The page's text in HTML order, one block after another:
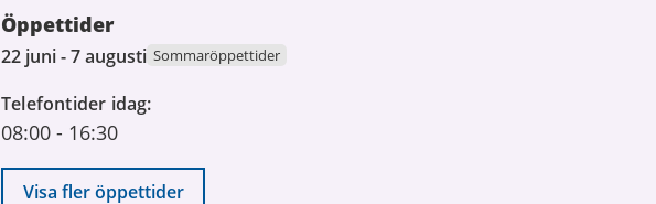
Öppettider
22
2026
till
augusti
22 juni - 7 augusti Sommaröppettider
Telefontider idag
08:00 - 16:30
Visa fler öppettider